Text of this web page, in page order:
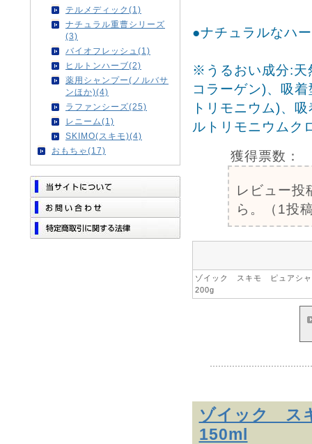
テルメディック(1)
ナチュラル重曹シリーズ
(3)
バイオフレッシュ(1)
ヒルトンハーブ(2)
薬用シャンプー(ノルバサ
ンほか)(4)
ラファンシーズ(25)
レニーム(1)
SKIMO(スキモ)(4)
おもちゃ(17)
●ナチュラルなハ
※うるおい成分:天
コラーゲン)、吸
トリモニウム)、
ルトリモニウムク
獲得票数：
レビュー投
ら。（1投
ゾイック スキモ ピュアシ
200g
ゾイック ス
150ml